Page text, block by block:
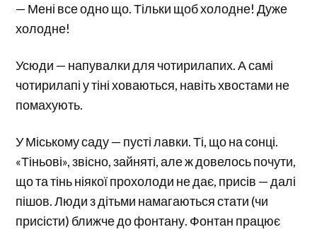
— Мені все одно що. Тільки щоб холодне! Дуже
холодне!
Усюди — напувалки для чотирилапих. А самі
чотирилапі у тіні ховаються, навіть хвостами не
помахують.
У Міському саду — пусті лавки. Ті, що на сонці.
«Тіньові», звісно, зайняті, але ж довелось почути,
що та тінь ніякої прохолоди не дає, присів — далі
пішов. Люди з дітьми намагаються стати (чи
присісти) ближче до фонтану. Фонтан працює